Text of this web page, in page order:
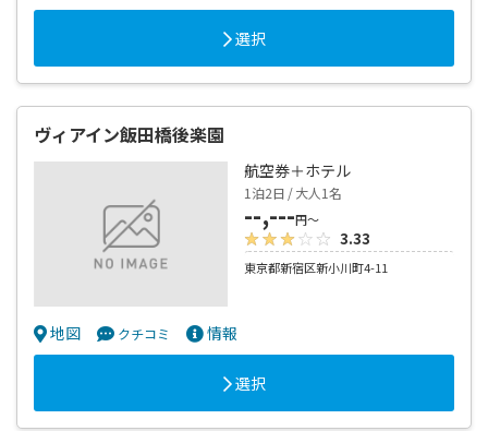
選択
ヴィアイン飯田橋後楽園
航空券＋ホテル
1泊2日 / 大人1名
--,---円～
3.33
東京都新宿区新小川町4-11
地図 クチコミ 情報
選択